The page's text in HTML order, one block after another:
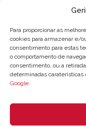
Para proporcionar as
cookies para armazenar e/
consentimento para estas
o comportamento de
consentimento, ou a
determinadas caraterísticas
Google.
Onde nos